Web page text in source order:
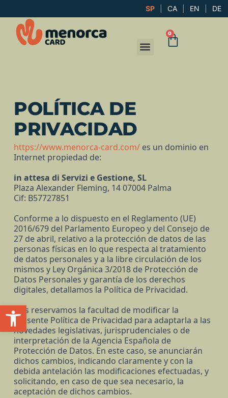
Apri la barra degli strumenti
SP CA EN DE
0
POLÍTICA DE
PRIVACIDAD
https://www.menorca-card.com/ es un dominio en
Internet propiedad de:
in attesa di Servizi e Gestione, SL
Plaza Alexander Fleming, 14 07004 Palma
Cif: B57727851
Conforme a lo dispuesto en el Reglamento (UE)
2016/679 del Parlamento Europeo y del Consejo de
27 de abril, relativo a la protección de datos de las
personas físicas en lo que respecta al tratamiento
de datos personales y a la libre circulación de los
mismos y Ley Orgánica 3/2018 de Protección de
Datos Personales y garantía de los derechos
digitales, detallamos la Política de Privacidad.
Nos reservamos la facultad de modificar la
presente Política de Privacidad para adaptarla a las
novedades legislativas, jurisprudenciales o de
interpretación de la Agencia Española de
Protección de Datos. En este caso, se anunciarán
dichos cambios, indicando claramente y con la
debida antelación las modificaciones efectuadas, y
solicitando, en caso de que sea necesario, la
aceptación de dichos cambios.